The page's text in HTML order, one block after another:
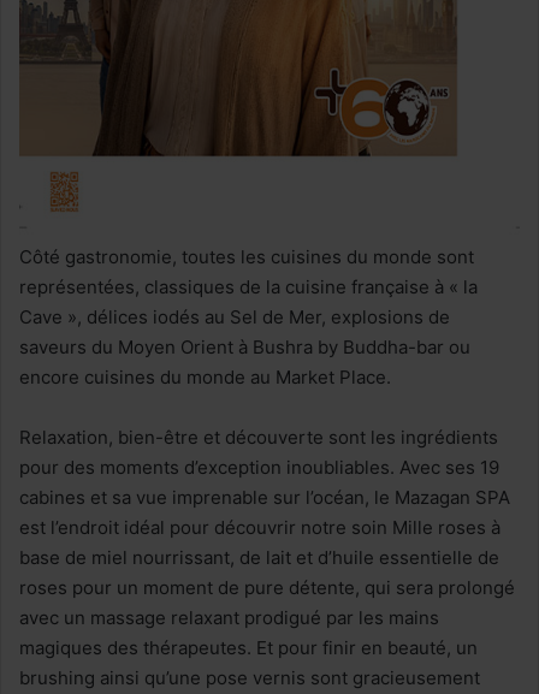
Côté gastronomie, toutes les cuisines du monde sont
représentées, classiques de la cuisine française à « la
Cave », délices iodés au Sel de Mer, explosions de
saveurs du Moyen Orient à Bushra by Buddha-bar ou
encore cuisines du monde au Market Place.
Relaxation, bien-être et découverte sont les ingrédients
pour des moments d’exception inoubliables. Avec ses 19
cabines et sa vue imprenable sur l’océan, le Mazagan SPA
est l’endroit idéal pour découvrir notre soin Mille roses à
base de miel nourrissant, de lait et d’huile essentielle de
roses pour un moment de pure détente, qui sera prolongé
avec un massage relaxant prodigué par les mains
magiques des thérapeutes. Et pour finir en beauté, un
brushing ainsi qu’une pose vernis sont gracieusement